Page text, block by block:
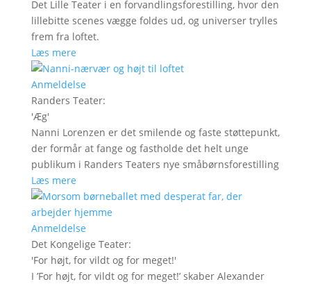
Det Lille Teater i en forvandlingsforestilling, hvor den
lillebitte scenes vægge foldes ud, og universer trylles
frem fra loftet.
Læs mere
Anmeldelse
Randers Teater:
'Æg'
Nanni Lorenzen er det smilende og faste støttepunkt,
der formår at fange og fastholde det helt unge
publikum i Randers Teaters nye småbørnsforestilling
Læs mere
Anmeldelse
Det Kongelige Teater:
'For højt, for vildt og for meget!'
I ’For højt, for vildt og for meget!’ skaber Alexander